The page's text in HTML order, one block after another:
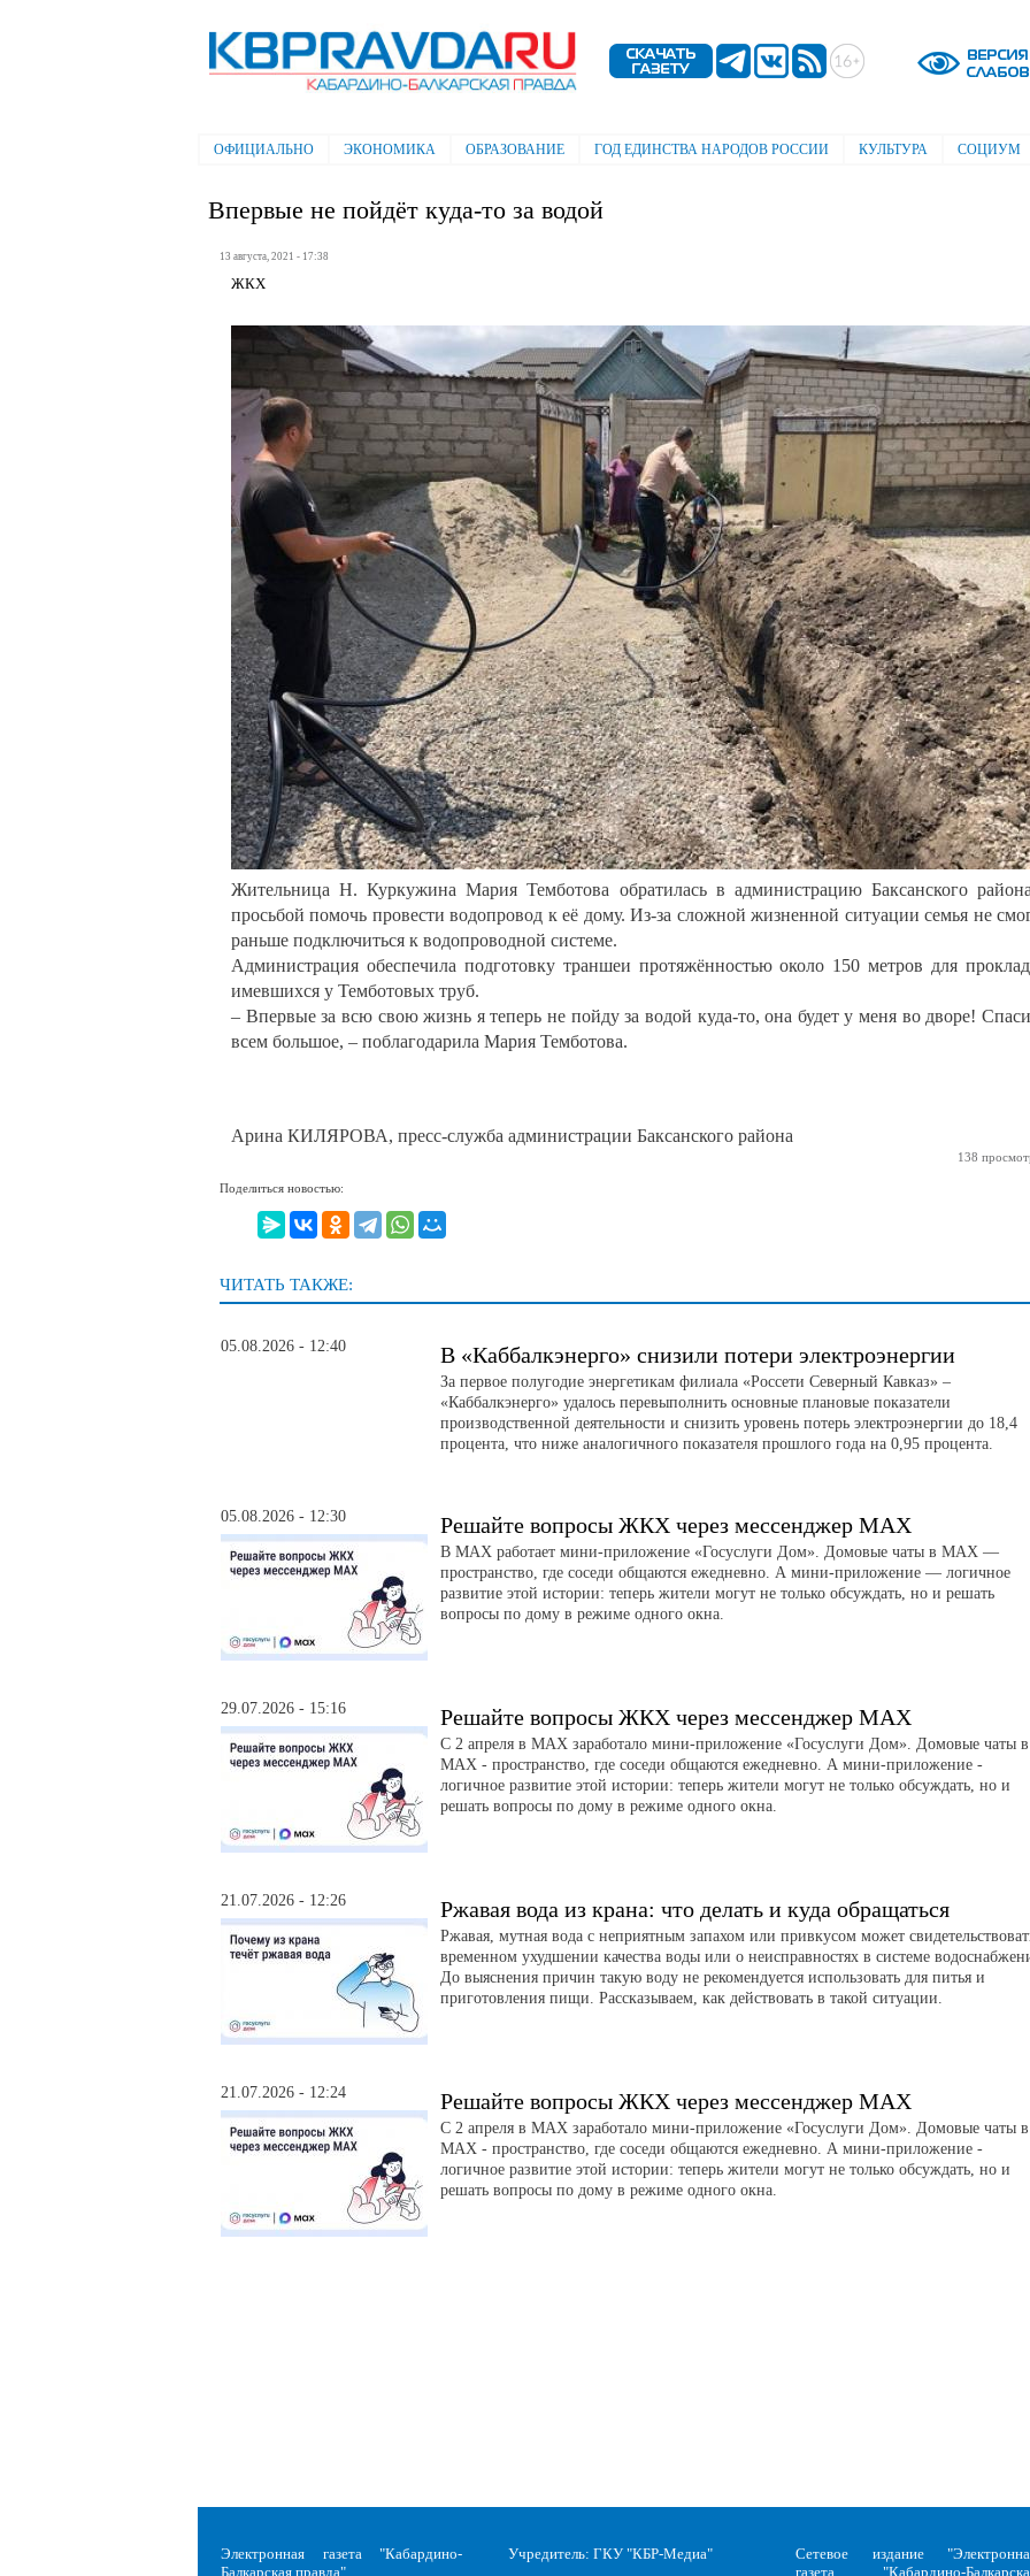
содержанию
Электронная газета "Кабардино-
Балкарская правда"
Главное меню
ОФИЦИАЛЬНО ЭКОНОМИКА ОБРАЗОВАНИЕ ГОД ЕДИНСТВА НАРОДОВ РОССИИ КУЛЬТУРА СОЦИУМ
Впервые не пойдёт куда-то за водой
13 августа, 2021 - 17:38
ЖКХ
Жительница Н. Куркужина Мария Темботова обратилась в администрацию Баксанского
просьбой помочь провести водопровод к её дому. Из-за сложной жизненной ситуации семья не
раньше подключиться к водопроводной системе.
Администрация обеспечила подготовку траншеи протяжённостью около 150 метров для
имевшихся у Темботовых труб.
– Впервые за всю свою жизнь я теперь не пойду за водой куда-то, она будет у меня во дворе!
всем большое, – поблагодарила Мария Темботова.
Арина КИЛЯРОВА, пресс-служба администрации Баксанского района
138
Поделиться новостью:
ЧИТАТЬ ТАКЖЕ:
05.08.2026 - 12:40 В «Каббалкэнерго» снизили потери электроэнергии
За первое полугодие энергетикам филиала «Россети Северный Кавказ» –
«Каббалкэнерго» удалось перевыполнить основные плановые показатели
производственной деятельности и снизить уровень потерь электроэнергии до 18,4
процента, что ниже аналогичного показателя прошлого года на 0,95 процента.
05.08.2026 - 12:30 Решайте вопросы ЖКХ через мессенджер MAX
В MAX работает мини-приложение «Госуслуги Дом». Домовые чаты в MAX —
пространство, где соседи общаются ежедневно. А мини-приложение — логичное
развитие этой истории: теперь жители могут не только обсуждать, но и решать
вопросы по дому в режиме одного окна.
29.07.2026 - 15:16 Решайте вопросы ЖКХ через мессенджер MAX
С 2 апреля в MAX заработало мини-приложение «Госуслуги Дом». Домовые чаты в
MAX - пространство, где соседи общаются ежедневно. А мини-приложение -
логичное развитие этой истории: теперь жители могут не только обсуждать, но и
решать вопросы по дому в режиме одного окна.
21.07.2026 - 12:26 Ржавая вода из крана: что делать и куда обращаться
Ржавая, мутная вода с неприятным запахом или привкусом может
временном ухудшении качества воды или о неисправностях в системе
До выяснения причин такую воду не рекомендуется использовать для питья и
приготовления пищи. Рассказываем, как действовать в такой ситуации.
21.07.2026 - 12:24 Решайте вопросы ЖКХ через мессенджер MAX
С 2 апреля в MAX заработало мини-приложение «Госуслуги Дом». Домовые чаты в
MAX - пространство, где соседи общаются ежедневно. А мини-приложение -
логичное развитие этой истории: теперь жители могут не только обсуждать, но и
решать вопросы по дому в режиме одного окна.
Электронная газета "Кабардино-
Балкарская правда"
Учредитель: ГКУ "КБР-Медиа"
Сетевое издание
газета "Кабардино-